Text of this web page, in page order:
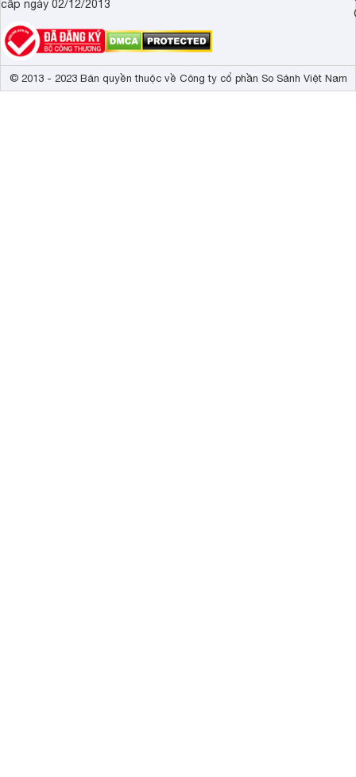
cấp ngày 02/12/2013
© 2013 - 2023 Bản quyền thuộc về Công ty cổ phần So Sánh Việt Nam